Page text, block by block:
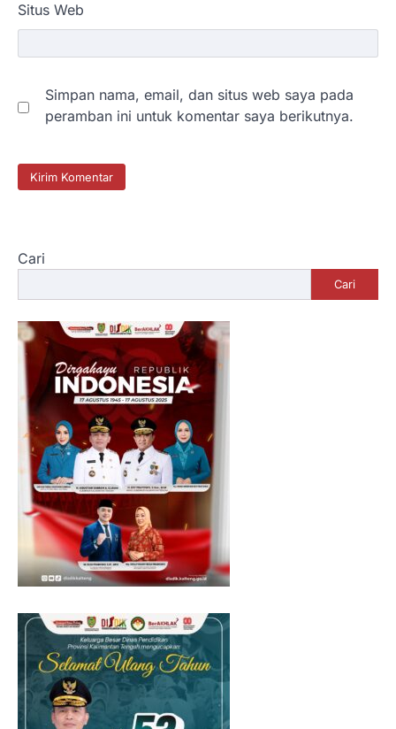
Situs Web
Simpan nama, email, dan situs web saya pada
peramban ini untuk komentar saya berikutnya.
Cari
Cari